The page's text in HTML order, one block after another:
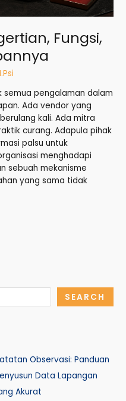
Fungsi,
semua pengalaman dalam
Ada vendor yang
kali. Ada mitra
curang. Adapula pihak
palsu untuk
menghadapi
sebuah mekanisme
yang sama tidak
SEARCH
Observasi: Panduan
Data Lapangan
Akurat